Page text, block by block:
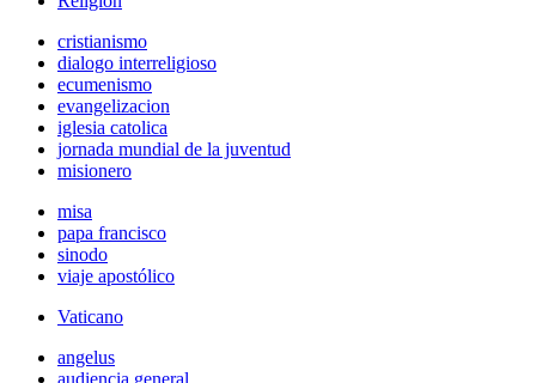
cristianismo
dialogo interreligioso
ecumenismo
evangelizacion
iglesia catolica
jornada mundial de la juventud
misionero
misa
papa francisco
sinodo
viaje apostólico
Vaticano
angelus
audiencia general